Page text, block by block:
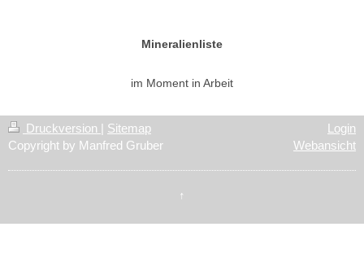
Mineralienliste
im Moment in Arbeit
Druckversion | Sitemap
Copyright by Manfred Gruber
Login
Webansicht
↑